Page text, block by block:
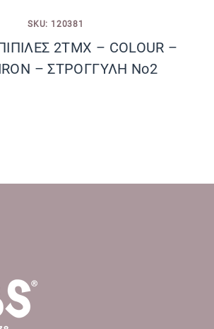
SKU: 120381
2ΤΜΧ – COLOUR –
– ΣΤΡΟΓΓΥΛΗ No2